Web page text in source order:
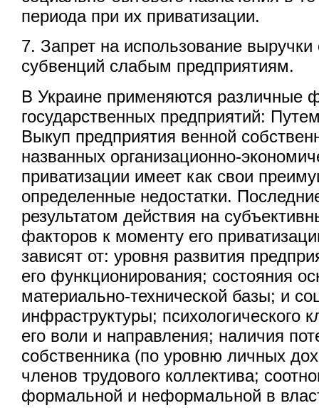
периода при их приватизации.
7. Запрет на использование выручки
субвенций слабым предприятиям.
В Украине применяются различные
государственных предприятий:
Выкуп предприятия венной
названных организационно-
приватизации имеет как свои
определенные недостатки.
результатом действия на
факторов к моменту его
зависят от: уровня развития
его функционирования; состояния
материально-технической базы; и
инфраструктуры; психологического
его воли и направления; наличия
собственника (по уровню личных
членов трудового коллектива;
формальной и неформальной в